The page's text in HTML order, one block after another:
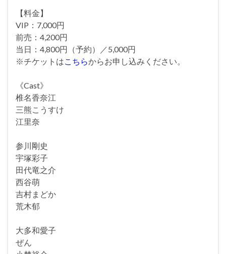
【料金】
VIP：7,000円
前売：4,200円
当日：4,800円（予約）／5,000円
※チケットはこちらからお申し込みください。
《Cast》
椎名香奈江
三熊こうすけ
江里奈
参川剛史
宇塚彩子
田代竜之介
西谷萌
吉村まどか
荒木郁
大多和愛子
ぜん